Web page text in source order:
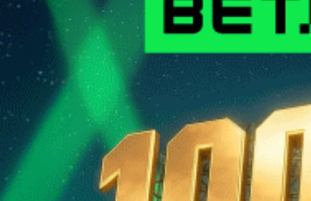
альма-матер, где старательно постигал футбольное искусство
в специализированной школе “Днепра”.
Александр КАНАНОВИЧ
Футзал. Александр Чибисов. Нахожусь в своей команде